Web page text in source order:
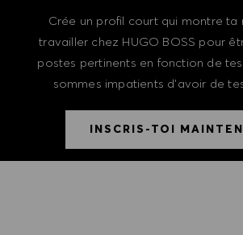
Crée un profil court qui montre ta
travailler chez HUGO BOSS pour
postes pertinents en fonction de
sommes impatients d'avoir de
INSCRIS-TOI